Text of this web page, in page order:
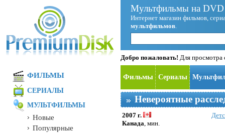
Мультфильмы на
Интернет магазин фильмов,
мультфильмов.
Добро пожаловать! Для просмотра
Фильмы Сериалы
Невероятные
2007 г.
Канада, мин.
ФИЛЬМЫ
СЕРИАЛЫ
МУЛЬТФИЛЬМЫ
Новые
Популярные